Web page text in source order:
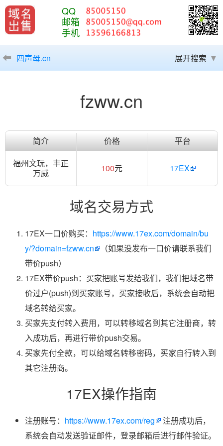
QQ
邮箱
手机
四声母.cn 展开搜索
fzww.cn
简介 价格
平台
福州文玩，丰正
万威
100元 17EX
域名交易方式
17EX一口价购买： https://www.17ex.com/domain/bu
y/?domain=fzww.cn
（如果没发布一口价请联系我们
带价push）
17EX带价push：买家把账号发给我们，我们把域名带
价过户(push)到买家账号，买家接收后，系统会自动把
域名转给买家。
买家先支付转入费用，可以转移域名到其它注册商，转
入成功后，再进行带价push交易。
买家先付全款，可以给域名转移密码，买家自行转入到
其它注册商。
17EX操作指南
注册账号： https://www.17ex.com/reg
注册成功后，
系统会自动发送验证邮件，登录邮箱后进行邮件验证。